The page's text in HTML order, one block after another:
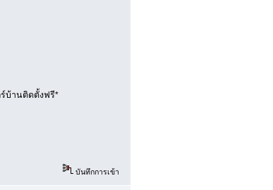
บ้านติดตั้งฟรี*
บันทึกการเข้า